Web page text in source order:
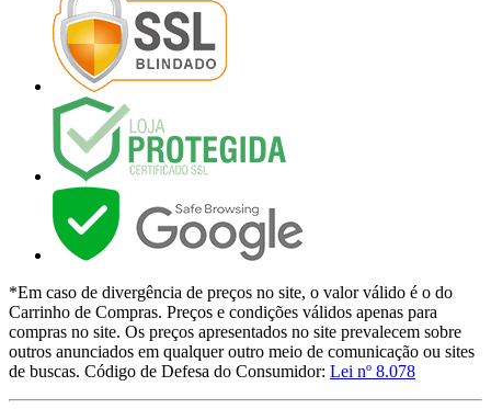
*Em caso de divergência de preços no site, o valor válido é o do
Carrinho de Compras. Preços e condições válidos apenas para
compras no site. Os preços apresentados no site prevalecem sobre
outros anunciados em qualquer outro meio de comunicação ou sites
de buscas. Código de Defesa do Consumidor: Lei nº 8.078